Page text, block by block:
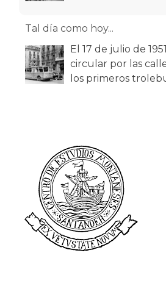
Tal día como hoy...
El 17 de julio de
circular por las
los primeros